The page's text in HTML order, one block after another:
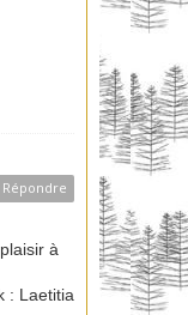
Répondre
à
: Laetitia